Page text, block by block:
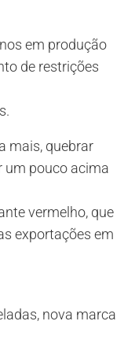
em produção
de restrições
mais, quebrar
um pouco acima
vermelho, que
exportações em
nova marca